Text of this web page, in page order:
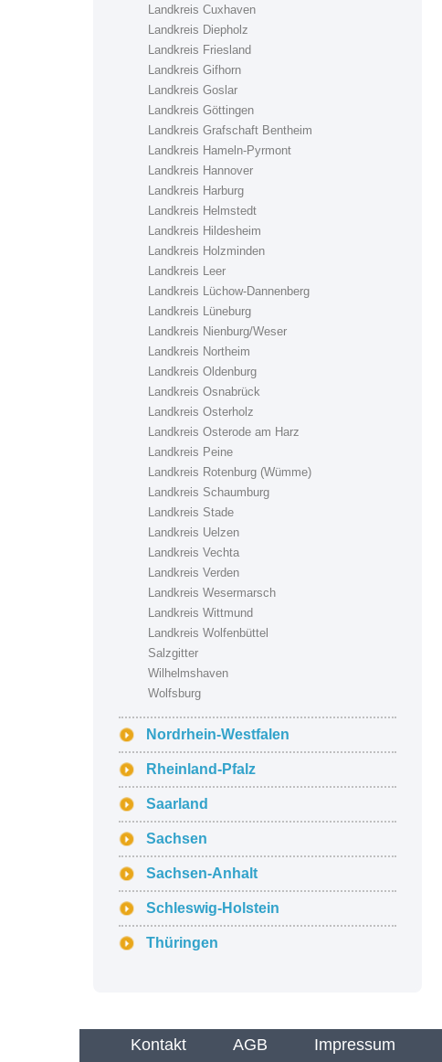
Landkreis Cuxhaven
Landkreis Diepholz
Landkreis Friesland
Landkreis Gifhorn
Landkreis Goslar
Landkreis Göttingen
Landkreis Grafschaft Bentheim
Landkreis Hameln-Pyrmont
Landkreis Hannover
Landkreis Harburg
Landkreis Helmstedt
Landkreis Hildesheim
Landkreis Holzminden
Landkreis Leer
Landkreis Lüchow-Dannenberg
Landkreis Lüneburg
Landkreis Nienburg/Weser
Landkreis Northeim
Landkreis Oldenburg
Landkreis Osnabrück
Landkreis Osterholz
Landkreis Osterode am Harz
Landkreis Peine
Landkreis Rotenburg (Wümme)
Landkreis Schaumburg
Landkreis Stade
Landkreis Uelzen
Landkreis Vechta
Landkreis Verden
Landkreis Wesermarsch
Landkreis Wittmund
Landkreis Wolfenbüttel
Salzgitter
Wilhelmshaven
Wolfsburg
Nordrhein-Westfalen
Rheinland-Pfalz
Saarland
Sachsen
Sachsen-Anhalt
Schleswig-Holstein
Thüringen
Kontakt AGB Impressum